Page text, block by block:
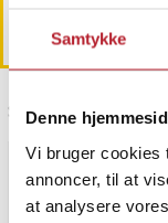
Samtykke
Denne
Vi bruger cookies
annoncer, til at
at analysere
Sidst besøgt